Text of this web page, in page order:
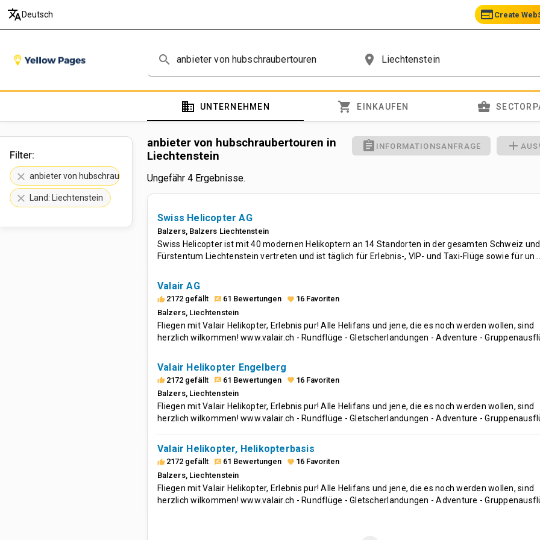
translate Deutsch web Create
search place
domain UNTERNEHMEN shopping_cart EINKAUFEN business_center
Filter:
clear anbieter von hubschraubertouren
clear Land: Liechtenstein
add
assignment INFORMATIONSANFRAGE
anbieter von hubschraubertouren in
Liechtenstein
Ungefähr 4 Ergebnisse.
Swiss Helicopter AG
Balzers, Balzers Liechtenstein
Swiss Helicopter ist mit 40 modernen Helikoptern an 14 Standorten in der gesamten Schweiz
Fürstentum Liechtenstein vertreten und ist täglich für Erlebnis-, VIP- und Taxi-Flüge sowie für un…
Valair AG
thumb_up 2172 gefällt rate_review 61 Bewertungen favorite 16 Favoriten
Balzers, Liechtenstein
Fliegen mit Valair Helikopter, Erlebnis pur! Alle Helifans und jene, die es noch werden wollen, sind
herzlich wilkommen! www.valair.ch - Rundflüge - Gletscherlandungen - Adventure -
Valair Helikopter Engelberg
thumb_up 2172 gefällt rate_review 61 Bewertungen favorite 16 Favoriten
Balzers, Liechtenstein
Fliegen mit Valair Helikopter, Erlebnis pur! Alle Helifans und jene, die es noch werden wollen, sind
herzlich wilkommen! www.valair.ch - Rundflüge - Gletscherlandungen - Adventure -
Valair Helikopter, Helikopterbasis
thumb_up 2172 gefällt rate_review 61 Bewertungen favorite 16 Favoriten
Balzers, Liechtenstein
Fliegen mit Valair Helikopter, Erlebnis pur! Alle Helifans und jene, die es noch werden wollen, sind
herzlich wilkommen! www.valair.ch - Rundflüge - Gletscherlandungen - Adventure -